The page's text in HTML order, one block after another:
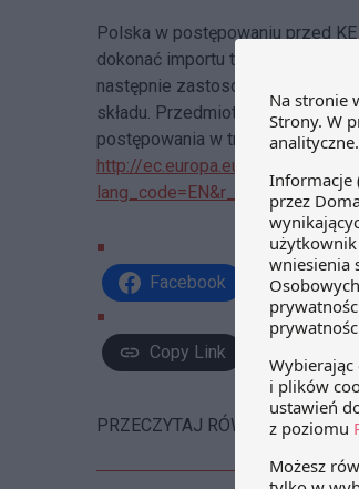
Polska w postępowaniu przed
dokonać importu towarów z
następnie zastosować
składu. Przedmiotowe
postępowania w trybie art. 258
http://ec.europa.eu/atwork/
Facebook Share
Copy Link
PRZECZYTAJ RÓWNIEŻ: